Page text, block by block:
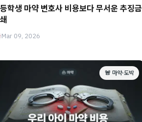
학생 마약 변호사 비용보다 무서운 추징금
Mar 09, 2026
🚨 마약·도박